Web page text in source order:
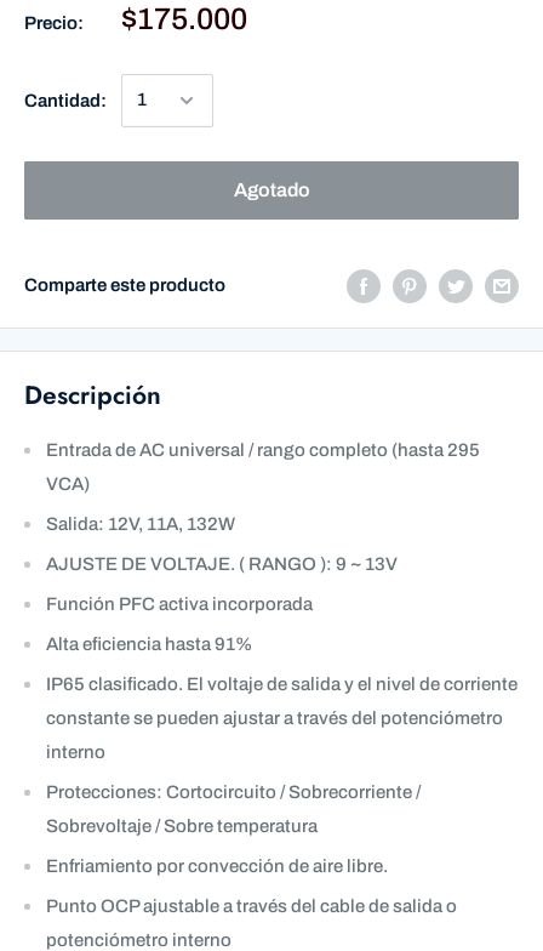
Precio: $175.000
Cantidad:
Agotado
Comparte este producto
Descripción
Entrada de AC universal / rango completo (hasta 295
VCA)
Salida: 12V, 11A, 132W
AJUSTE DE VOLTAJE. ( RANGO ): 9 ~ 13V
Función PFC activa incorporada
Alta eficiencia hasta 91%
IP65 clasificado. El voltaje de salida y el nivel de corriente
constante se pueden ajustar a través del potenciómetro
interno
Protecciones: Cortocircuito / Sobrecorriente /
Sobrevoltaje / Sobre temperatura
Enfriamiento por convección de aire libre.
Punto OCP ajustable a través del cable de salida o
potenciómetro interno